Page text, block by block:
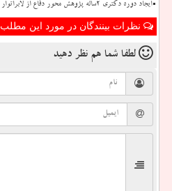
ایجاد دوره دکتری 2ساله پژوهش محور دفاع از لابراتوار تحقیقاتی اساتید
نظرات بینندگان در مورد این مطلب
لطفا شما هم نظر دهید